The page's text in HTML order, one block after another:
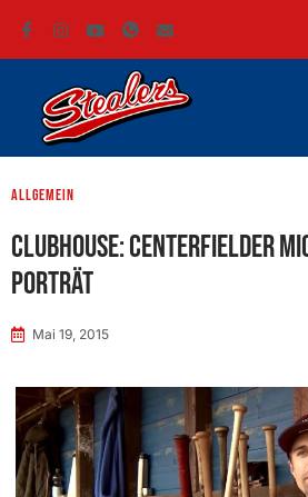
Allgemein
CLUBHOUSE: Centerfielder
Porträt
Mai 19, 2015